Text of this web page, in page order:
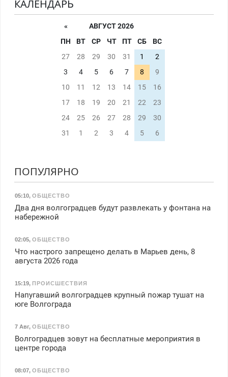
КАЛЕНДАРЬ
«
АВГУСТ 2026
ПН
ВТ СР ЧТ ПТ СБ
ВС
27
28 29 30 31 1
2
3
4 5 6 7 8
9
10
11 12 13 14 15
16
17
18 19 20 21 22
23
24
25 26 27 28 29
30
31
1 2 3 4 5 6
ПОПУЛЯРНО
05:10, ОБЩЕСТВО
Два дня волгоградцев будут развлекать у фонтана на
набережной
02:05, ОБЩЕСТВО
Что настрого запрещено делать в Марьев день, 8
августа 2026 года
15:19, ПРОИСШЕСТВИЯ
Напугавший волгоградцев крупный пожар тушат на
юге Волгограда
7 Авг, ОБЩЕСТВО
Волгоградцев зовут на бесплатные мероприятия в
центре города
08:07, ОБЩЕСТВО